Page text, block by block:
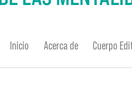
Inicio Acerca de Cuerpo